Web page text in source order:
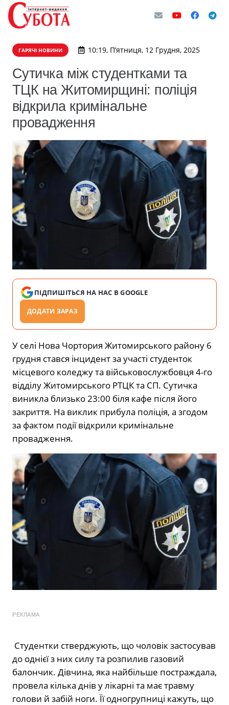
ГАРЯЧІ НОВИНИ 10:19, П’ятниця, 12 Грудня, 2025
Сутичка між студентками та
ТЦК на Житомирщині: поліція
відкрила кримінальне
провадження
ПІДПИШІТЬСЯ НА НАС В GOOGLE
ДОДАТИ ЗАРАЗ
У селі Нова Чортория Житомирського району 6
грудня стався інцидент за участі студенток
місцевого коледжу та військовослужбовця 4-го
відділу Житомирського РТЦК та СП. Сутичка
виникла близько 23:00 біля кафе після його
закриття. На виклик прибула поліція, а згодом
за фактом події відкрили кримінальне
провадження.
РЕКЛАМА
Студентки стверджують, що чоловік застосував
до однієї з них силу та розпилив газовий
балончик. Дівчина, яка найбільше постраждала,
провела кілька днів у лікарні та має травму
голови й забій ноги. Її одногрупниці кажуть, що